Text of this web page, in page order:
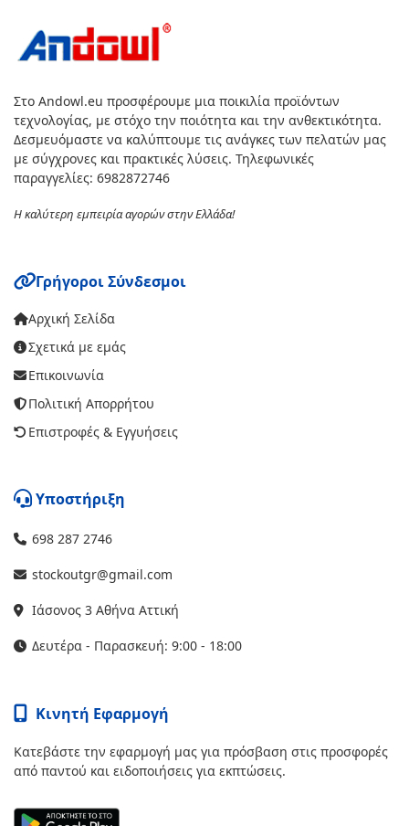
Στο Andowl.eu προσφέρουμε μια ποικιλία προϊόντων
τεχνολογίας, με στόχο την ποιότητα και την ανθεκτικότητα.
Δεσμευόμαστε να καλύπτουμε τις ανάγκες των πελατών μας
με σύγχρονες και πρακτικές λύσεις. Τηλεφωνικές
παραγγελίες: 6982872746
Η καλύτερη εμπειρία αγορών στην Ελλάδα!
Γρήγοροι Σύνδεσμοι
Αρχική Σελίδα
Σχετικά με εμάς
Επικοινωνία
Πολιτική Απορρήτου
Επιστροφές & Εγγυήσεις
Υποστήριξη
698 287 2746
stockoutgr@gmail.com
Ιάσονος 3 Αθήνα Αττική
Δευτέρα - Παρασκευή: 9:00 - 18:00
Κινητή Εφαρμογή
Κατεβάστε την εφαρμογή μας για πρόσβαση στις προσφορές
από παντού και ειδοποιήσεις για εκπτώσεις.